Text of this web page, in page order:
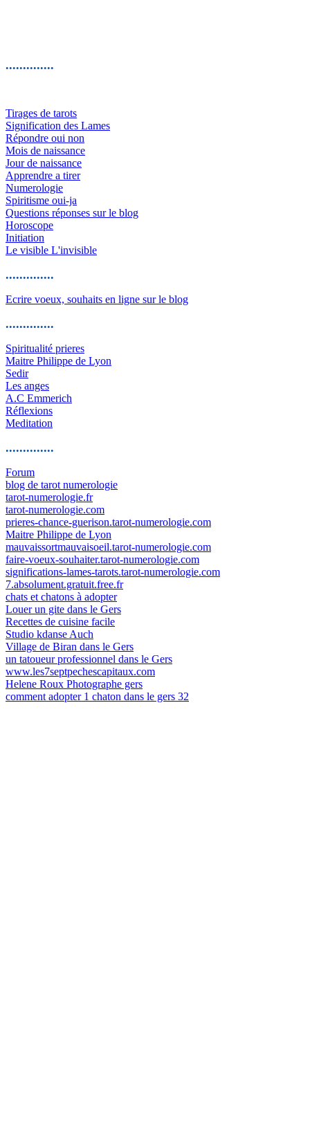
..............
Tirages de tarots
Signification des Lames
Répondre oui non
Mois de naissance
Jour de naissance
Apprendre a tirer
Numerologie
Spiritisme oui-ja
Questions réponses sur le blog
Horoscope
Initiation
Le visible L'invisible
..............
Ecrire voeux, souhaits en ligne sur le blog
..............
Spiritualité prieres
Maitre Philippe de Lyon
Sedir
Les anges
A.C Emmerich
Réflexions
Meditation
..............
Forum
blog de tarot numerologie
tarot-numerologie.fr
tarot-numerologie.com
prieres-chance-guerison.tarot-numerologie.com
Maitre Philippe de Lyon
mauvaissortmauvaisoeil.tarot-numerologie.com
faire-voeux-souhaiter.tarot-numerologie.com
significations-lames-tarots.tarot-numerologie.com
7.absolument.gratuit.free.fr
chats et chatons à adopter
Louer un gite dans le Gers
Recettes de cuisine facile
Studio kdanse Auch
Village de Biran dans le Gers
un tatoueur professionnel dans le Gers
www.les7septpechescapitaux.com
Helene Roux Photographe gers
comment adopter 1 chaton dans le gers 32